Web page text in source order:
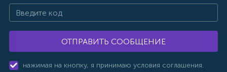
ОТПРАВИТЬ СООБЩЕНИЕ
нажимая на кнопку, я принимаю условия соглашения.